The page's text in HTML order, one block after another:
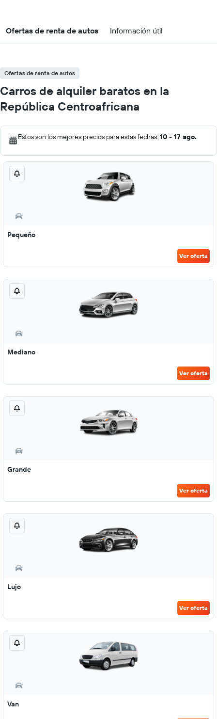
Ofertas de renta de autos Información útil
Ofertas de renta de autos
Carros de alquiler baratos en la
República Centroafricana
Estos son los mejores precios para estas fechas: 10 - 17 ago.
Pequeño
Ver oferta
Mediano
Ver oferta
Grande
Ver oferta
Lujo
Ver oferta
Van